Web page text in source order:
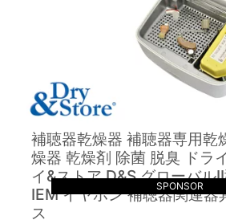
補聴器乾燥器 補聴器専用乾
燥器 乾燥剤 除菌 脱臭 ドラ
イ&ストア D&S グローバル
IEM イヤホン 補聴器関連器
ス
SPONSOR